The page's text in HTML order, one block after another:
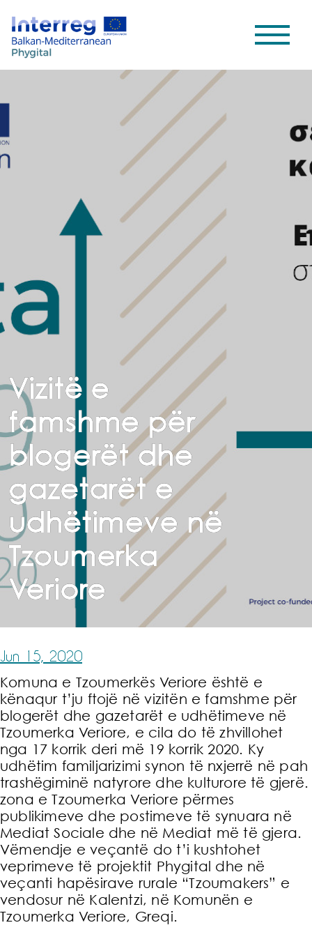
Vizitë e
famshme për
blogerët dhe
gazetarët e
udhëtimeve në
Tzoumerka
Veriore
Jun 15, 2020
Komuna e Tzoumerkës Veriore është e
kënaqur t’ju ftojë në vizitën e famshme për
blogerët dhe gazetarët e udhëtimeve në
Tzoumerka Veriore, e cila do të zhvillohet
nga 17 korrik deri më 19 korrik 2020. Ky
udhëtim familjarizimi synon të nxjerrë në pah
trashëgiminë natyrore dhe kulturore të gjerë.
zona e Tzoumerka Veriore përmes
publikimeve dhe postimeve të synuara në
Mediat Sociale dhe në Mediat më të gjera.
Vëmendje e veçantë do t’i kushtohet
veprimeve të projektit Phygital dhe në
veçanti hapësirave rurale “Tzoumakers” e
vendosur në Kalentzi, në Komunën e
Tzoumerka Veriore, Greqi.